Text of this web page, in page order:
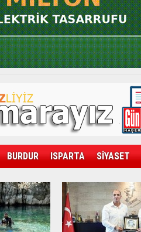
BURDUR ISPARTA SİYASET
DÜNYA